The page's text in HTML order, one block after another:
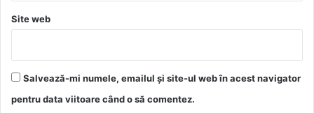
Site web
Salvează-mi numele, emailul și site-ul web în acest navigator
pentru data viitoare când o să comentez.